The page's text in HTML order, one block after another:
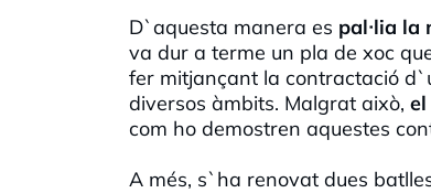
D`aquesta manera es pal·lia la
va dur a terme un pla de xoc
fer mitjançant la contractació
diversos àmbits. Malgrat això,
com ho demostren aquestes
A més, s`ha renovat dues